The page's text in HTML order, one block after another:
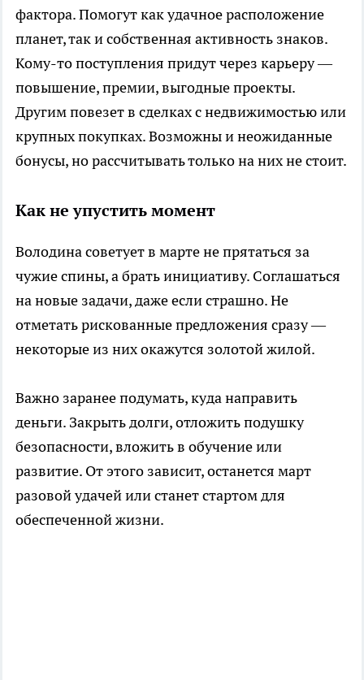
фактора. Помогут как удачное расположение
планет, так и собственная активность знаков.
Кому-то поступления придут через карьеру —
повышение, премии, выгодные проекты.
Другим повезет в сделках с недвижимостью или
крупных покупках. Возможны и неожиданные
бонусы, но рассчитывать только на них не стоит.
Как не упустить момент
Володина советует в марте не прятаться за
чужие спины, а брать инициативу. Соглашаться
на новые задачи, даже если страшно. Не
отметать рискованные предложения сразу —
некоторые из них окажутся золотой жилой.
Важно заранее подумать, куда направить
деньги. Закрыть долги, отложить подушку
безопасности, вложить в обучение или
развитие. От этого зависит, останется март
разовой удачей или станет стартом для
обеспеченной жизни.